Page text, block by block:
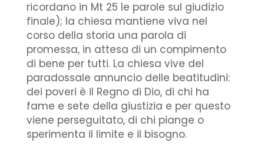
ricordano in Mt 25 le parole sul giudizio
finale); la chiesa mantiene viva nel
corso della storia una parola di
promessa, in attesa di un compimento
di bene per tutti. La chiesa vive del
paradossale annuncio delle beatitudini:
dei poveri è il Regno di Dio, di chi ha
fame e sete della giustizia e per questo
viene perseguitato, di chi piange o
sperimenta il limite e il bisogno.